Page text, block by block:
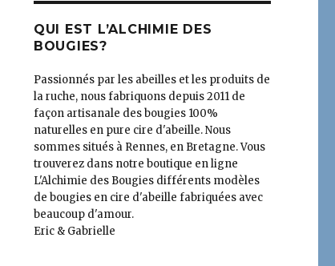
QUI EST L’ALCHIMIE DES
BOUGIES?
Passionnés par les abeilles et les produits de
la ruche, nous fabriquons depuis 2011 de
façon artisanale des bougies 100%
naturelles en pure cire d'abeille. Nous
sommes situés à Rennes, en Bretagne. Vous
trouverez dans notre boutique en ligne
L'Alchimie des Bougies différents modèles
de bougies en cire d'abeille fabriquées avec
beaucoup d'amour.
Eric & Gabrielle